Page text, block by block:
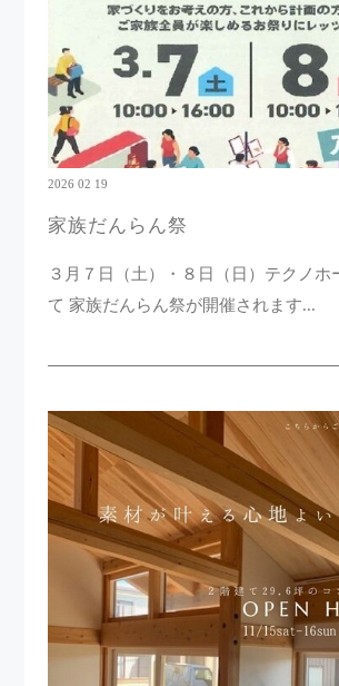
2026 02 19
家族だんらん祭
３月７日（土）・８日（日）テクノホ
て 家族だんらん祭が開催されます...